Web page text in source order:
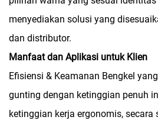
menyediakan solusi yang
dan distributor.
Manfaat dan Aplikasi untuk Klien
Efisiensi & Keamanan Bengkel
gunting dengan ketinggian penuh
ketinggian kerja ergonomis,